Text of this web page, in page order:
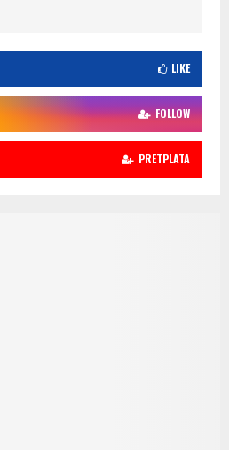
LIKE
FOLLOW
PRETPLATA